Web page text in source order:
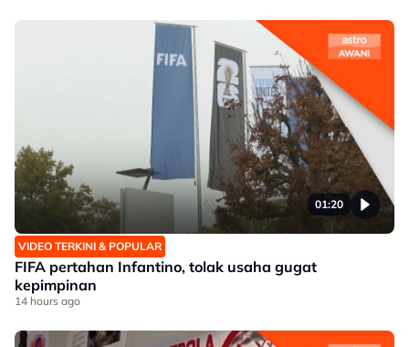
01:20
VIDEO TERKINI & POPULAR
FIFA pertahan Infantino, tolak usaha gugat
kepimpinan
14 hours ago